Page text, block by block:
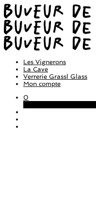
Les Vignerons
La Cave
Verrerie Grassl Glass
Mon compte
0